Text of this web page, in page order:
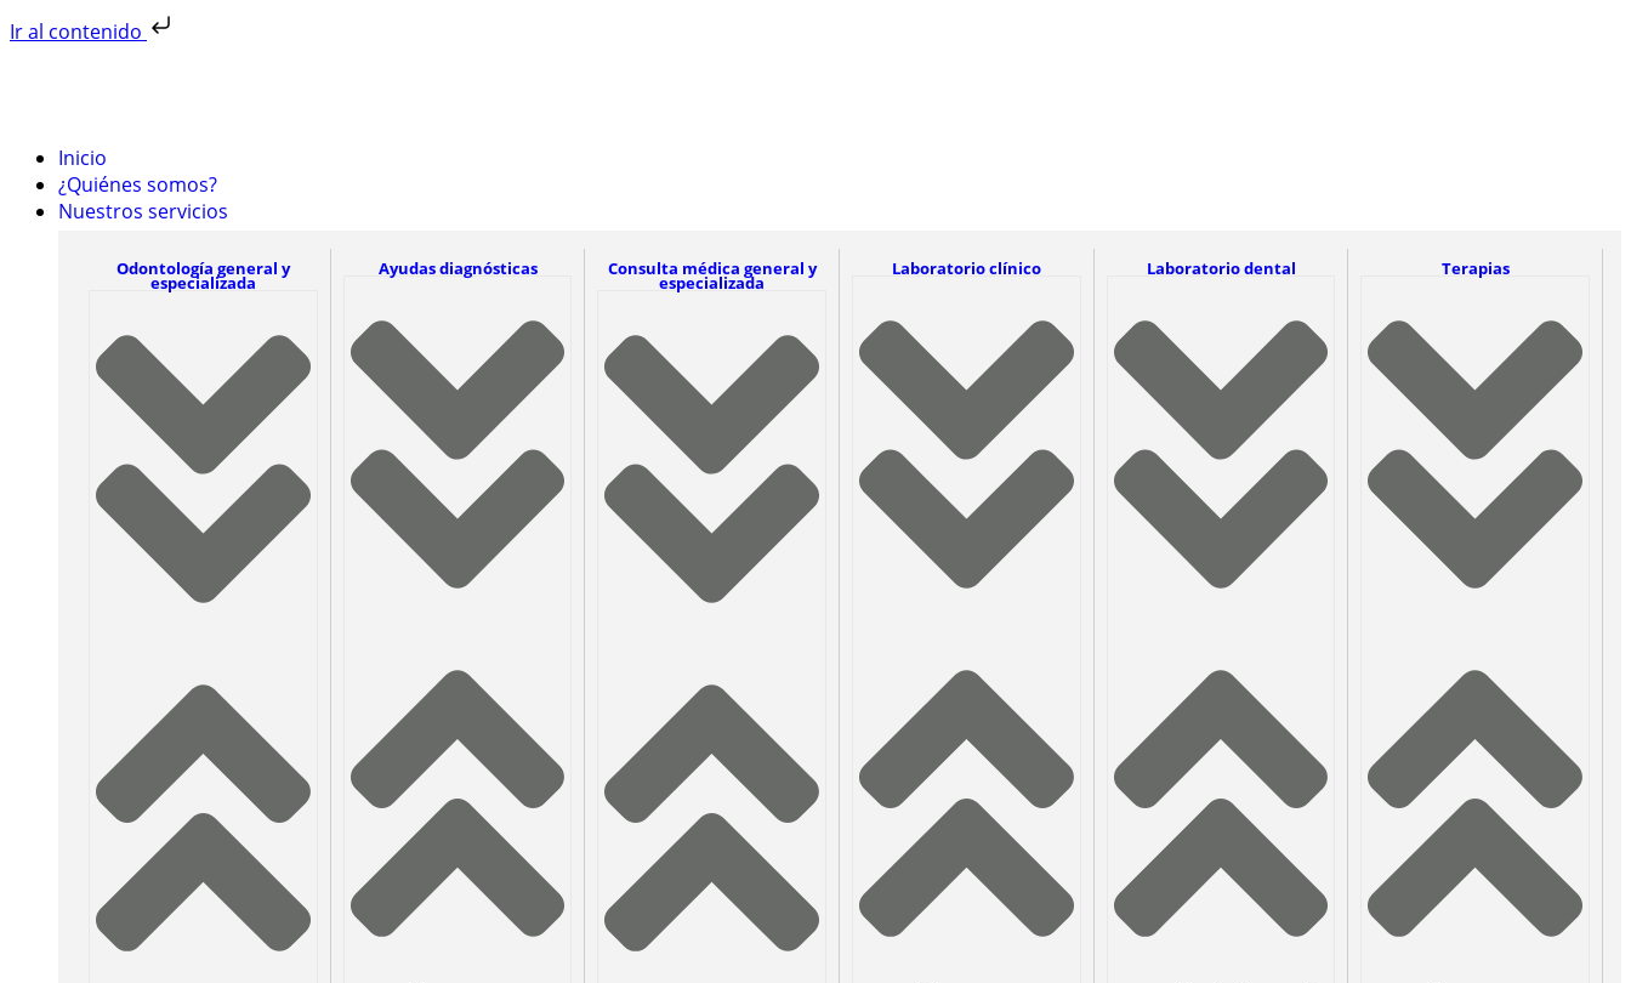
Ir al contenido
Inicio
¿Quiénes somos?
Nuestros servicios
Odontología general y
especializada
Ayudas diagnósticas Consulta médica general y
especializada
Laboratorio clínico Laboratorio dental Terapias